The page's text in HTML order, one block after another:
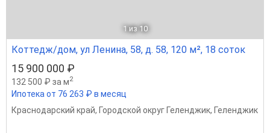
1 из 10
Коттедж/дом, ул Ленина, 58, д. 58, 120 м², 18 соток
15 900 000 ₽
132 500 ₽ за м2
Ипотека от 76 263 ₽ в месяц
Краснодарский край, Городской округ Геленджик, Геленджик